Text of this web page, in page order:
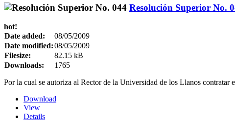
Resolución Superior No.
hot!
Date added:
08/05/2009
Date modified:08/05/2009
Filesize:
82.15 kB
Downloads:
1765
Por la cual se autoriza al Rector de la Universidad de los Llanos contratar
Download
View
Details